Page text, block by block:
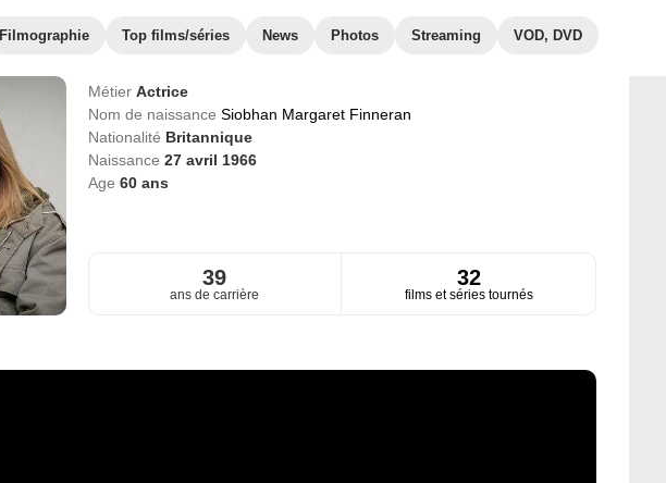
Filmographie Top films/séries News Photos Streaming VOD, DVD
Métier Actrice
Nom de naissance Siobhan Margaret Finneran
Nationalité Britannique
Naissance 27 avril 1966
Age 60ans
39
ans de carrière
32
films et séries tournés